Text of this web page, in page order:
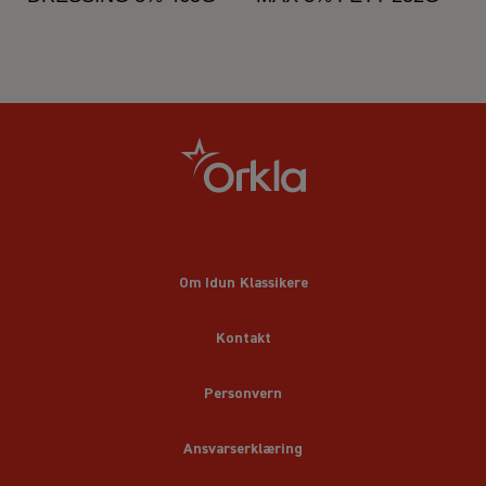
Om Idun Klassikere
Kontakt
Personvern
Ansvarserklæring